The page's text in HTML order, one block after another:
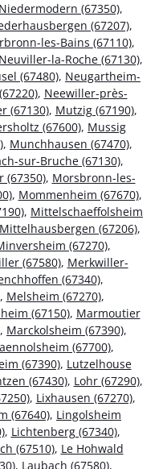
Niedermodern (67350),
(67207),
les-Bains (67110),
Neuviller-la-Roche (67130),
(67480), Neugartheim-
, Neewiller-près-
(67130), Mutzig (67190),
(67600), Mussig
, Munchhausen (67470),
sur-Bruche (67130),
(67350), Morsbronn-les-
, Mommenheim (67670),
, Mittelschaeffolsheim
Mittelhausbergen (67206),
(67270),
(67580), Merkwiller-
(67340),
, Melsheim (67270),
(67150), Marmoutier
, Marckolsheim (67390),
(67700),
(67390), Lutzelhouse
(67430), Lohr (67290),
, Lixhausen (67270),
(67640), Lingolsheim
, Lichtenberg (67340),
(67510), Le Hohwald
, Laubach (67580),